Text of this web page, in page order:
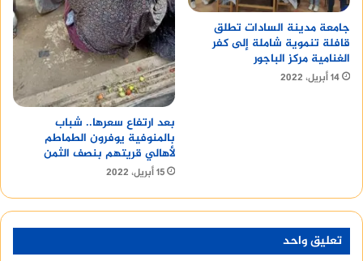
جامعة مدينة السادات تطلق
قافلة تنموية شاملة إلى كفر
الغنامية مركز الباجور
14 أبريل، 2022
بعد ارتفاع سعرها.. شباب
بالمنوفية يوفرون الطماطم
لأهالي قريتهم بنصف الثمن
15 أبريل، 2022
تعليق واحد